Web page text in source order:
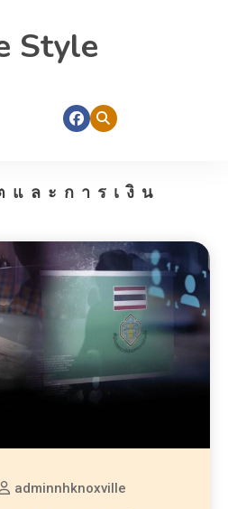
Style
และการเงิน
adminnhknoxville